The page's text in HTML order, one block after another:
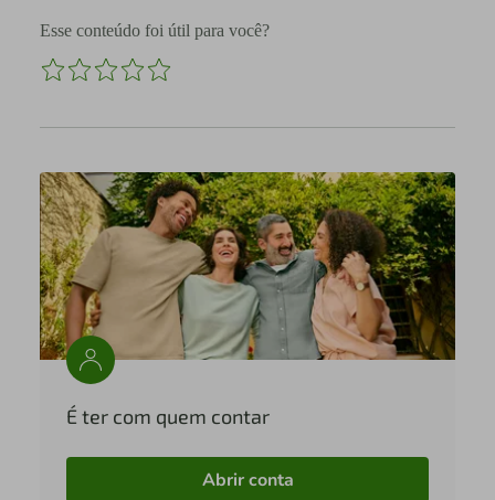
Esse conteúdo foi útil para você?
É ter com quem contar
Abrir conta